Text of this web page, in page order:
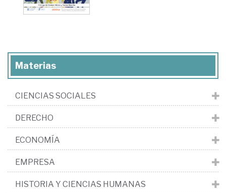
Materias
CIENCIAS SOCIALES
DERECHO
ECONOMÍA
EMPRESA
HISTORIA Y CIENCIAS HUMANAS